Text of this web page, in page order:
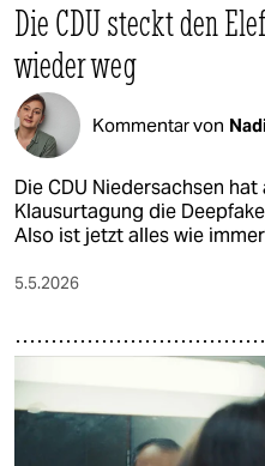
Die CDU steckt den
wieder weg
Kommentar von
Die CDU Niedersachsen
Klausurtagung die
Also ist jetzt alles wie
5.5.2026